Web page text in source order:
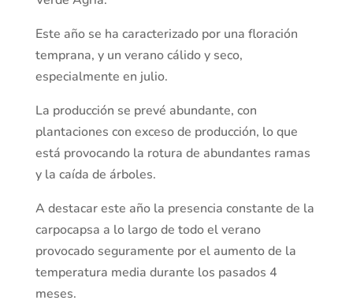
Este año se ha caracterizado por una floración
temprana, y un verano cálido y seco,
especialmente en julio.
La producción se prevé abundante, con
plantaciones con exceso de producción, lo que
está provocando la rotura de abundantes ramas
y la caída de árboles.
A destacar este año la presencia constante de la
carpocapsa a lo largo de todo el verano
provocado seguramente por el aumento de la
temperatura media durante los pasados 4
meses.